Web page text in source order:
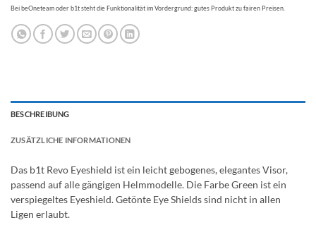
Bei beOneteam oder b1t steht die Funktionalität im Vordergrund: gutes Produkt zu fairen Preisen.
BESCHREIBUNG
ZUSÄTZLICHE INFORMATIONEN
Das b1t Revo Eyeshield ist ein leicht gebogenes, elegantes Visor,
passend auf alle gängigen Helmmodelle. Die Farbe Green ist ein
verspiegeltes Eyeshield. Getönte Eye Shields sind nicht in allen
Ligen erlaubt.